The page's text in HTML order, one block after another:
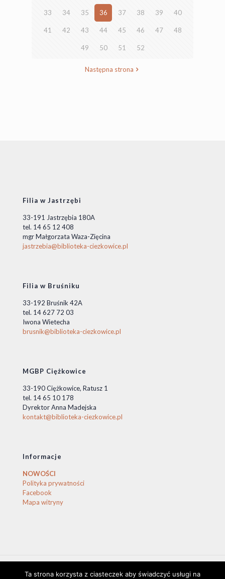
33 34 35 36 37 38 39 40
41 42 43 44 45 46 47 48
49 50 51 52
Następna strona
Filia w Jastrzębi
33-191 Jastrzębia 180A
tel. 14 65 12 408
mgr Małgorzata Waza-Zięcina
jastrzebia@biblioteka-ciezkowice.pl
Filia w Bruśniku
33-192 Bruśnik 42A
tel. 14 627 72 03
Iwona Wietecha
brusnik@biblioteka-ciezkowice.pl
MGBP Ciężkowice
33-190 Ciężkowice, Ratusz 1
tel. 14 65 10 178
Dyrektor Anna Madejska
kontakt@biblioteka-ciezkowice.pl
Informacje
NOWOŚCI
Polityka prywatności
Facebook
Mapa witryny
© 2020 Biblioteka Ciężkowice. © by stasio
Ta strona korzysta z ciasteczek aby świadczyć usługi na